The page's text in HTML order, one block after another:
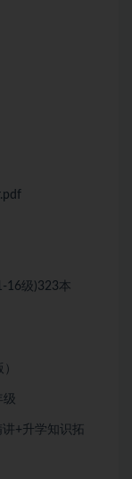
16级)323本
级
+升学知识拓